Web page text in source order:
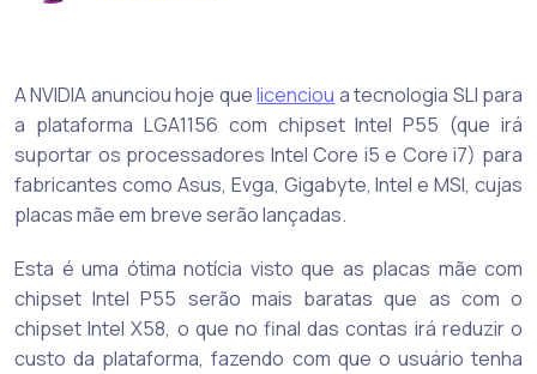
A NVIDIA anunciou hoje quelicenciou a tecnologia SLI para
a plataforma LGA1156 com chipset Intel P55 (que irá
suportar os processadores Intel Core i5 e Core i7) para
fabricantes como Asus, Evga, Gigabyte, Intel e MSI, cujas
placas mãe em breve serão lançadas.
Esta é uma ótima notícia visto que as placas mãe com
chipset Intel P55 serão mais baratas que as com o
chipset Intel X58, o que no final das contas irá reduzir o
custo da plataforma, fazendo com que o usuário tenha